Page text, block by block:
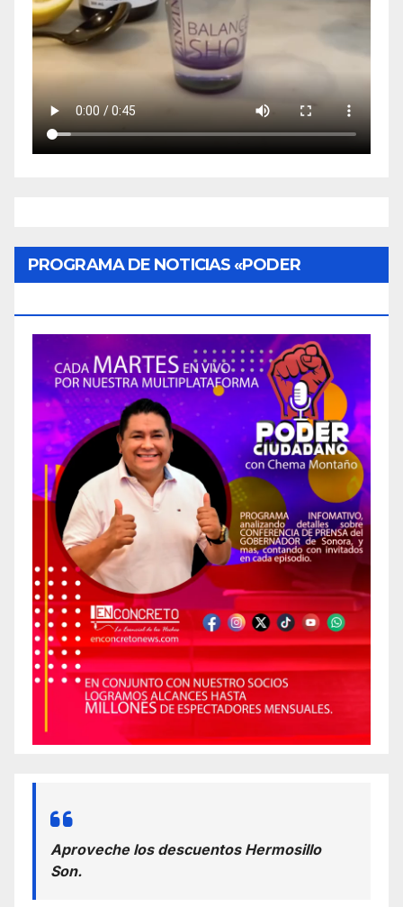
PROGRAMA DE NOTICIAS «PODER
Aproveche los descuentos Hermosillo
Son.